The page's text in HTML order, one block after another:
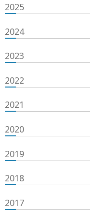
2025
2024
2023
2022
2021
2020
2019
2018
2017